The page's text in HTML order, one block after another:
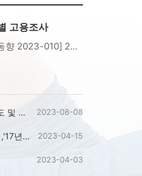
고용조사
안녕하세요. 경기도물리치료사회 입니다.[정책동향 2023-010] 2023년 상반기 지역별 고용조사에 대한 정책연구원 자료 안내 드립니다.* 해당 내용 보도자료로 경기도회원분들은 다운 받아서 보실 수 있습니다.* 경기도물리치료사회 정책연구원(원장 김찬문)에서 발간 하였습니다.* 경기도물리치료사회 밴드(https://band.us/@ggpta) 에서도 확인 가능합니다. 회원분들의 많은 관심과 방문 부탁드리겠습니다.* 아래의 일정과 같이 경기도회 행사가 예정에 있으니 회원분들의 많은 관심 부탁드리겠습니다.* 23년 12월 16일 (토) - 경기도회 송년회* 24년 04월 26일 (금) - 3회 근감소증연구회 학술포럼* 24년 04월 27일 (금) - 3회 아이디어공모전* 24년 04월 26일 (금) - 11회 경기도회 학술대회* 경기도물리치료사회 카카오톡채널 친추 바로가기=> http://pf.kakao.com/_xckxiexj (카카오톡 채널 '경기도물리치료사협회')
사 2023-08-08
증가 2023-04-15
2023-04-03